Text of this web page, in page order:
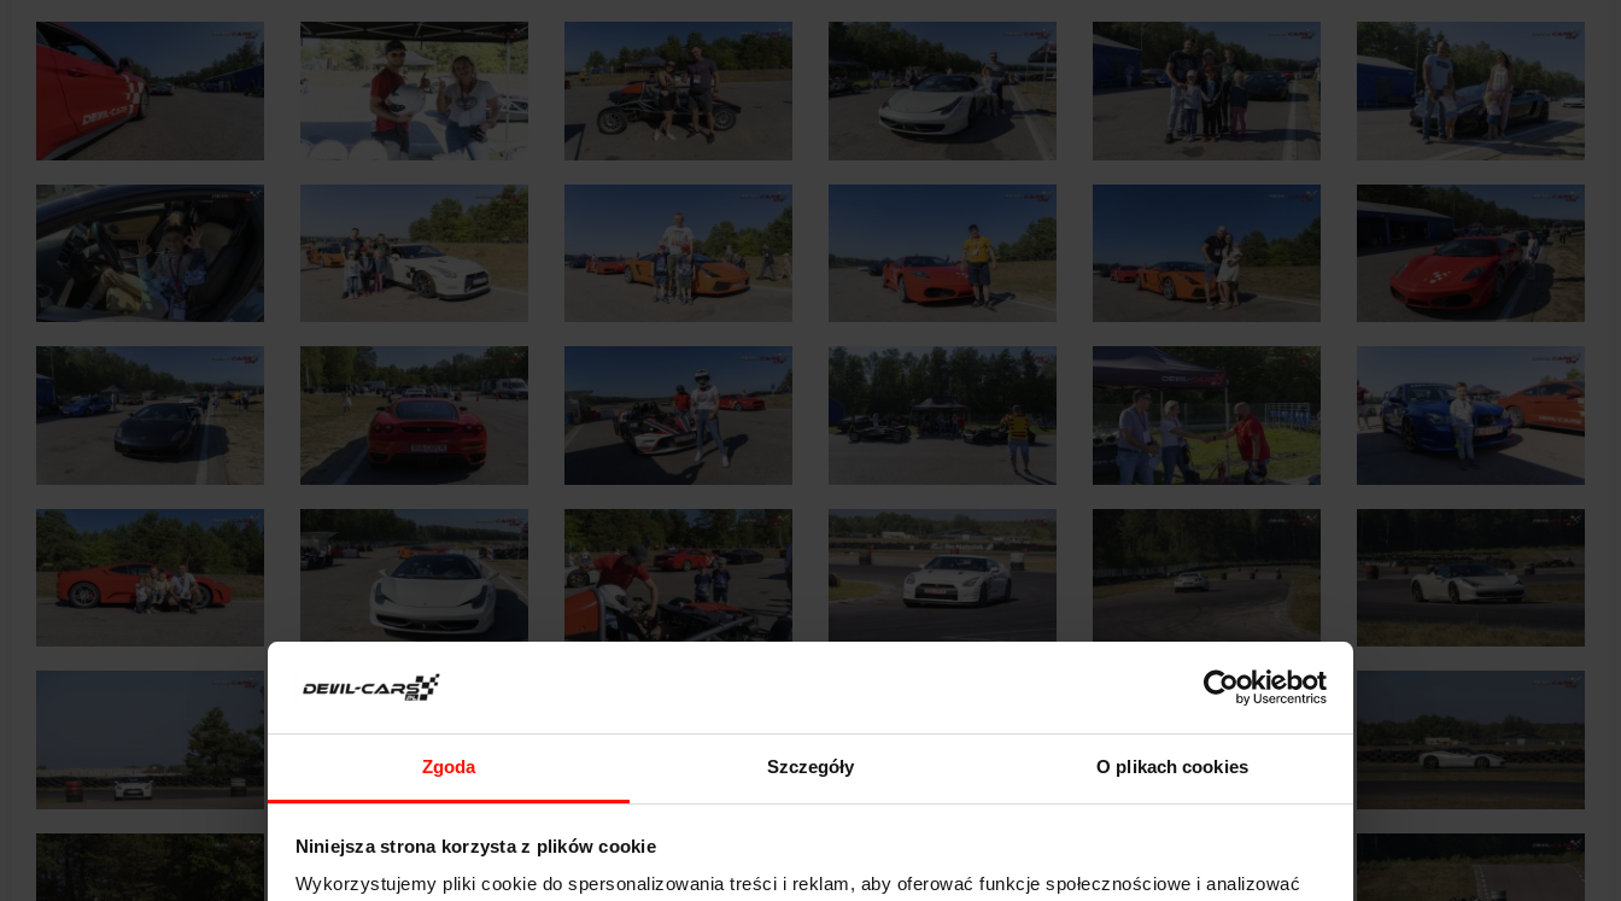
Zgoda Szczegóły O plikach cookies
Niniejsza strona korzysta z plików cookie
Wykorzystujemy pliki cookie do spersonalizowania treści i reklam, aby oferować funkcje społecznościowe i analizować